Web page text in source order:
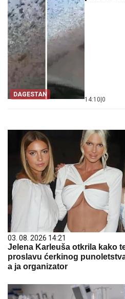
DAGESTAN
14:10 0
03. 08. 2026 14:21
Jelena Karleuša otkrila kako
proslavu ćerkinog
a ja organizator